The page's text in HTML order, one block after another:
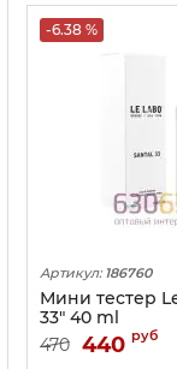
-6.38 %
Артикул: 186760
Мини тестер
33" 40 ml
470 440 руб